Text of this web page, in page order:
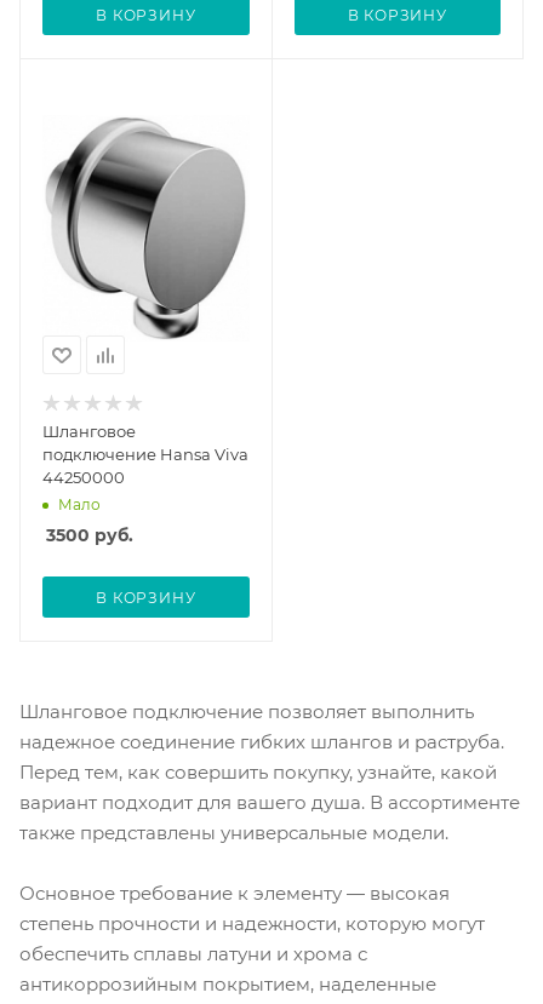
В КОРЗИНУ В КОРЗИНУ
Шланговое
подключение Hansa Viva
44250000
Мало
3500 руб.
В КОРЗИНУ
Шланговое подключение позволяет выполнить
надежное соединение гибких шлангов и раструба.
Перед тем, как совершить покупку, узнайте, какой
вариант подходит для вашего душа. В ассортименте
также представлены универсальные модели.
Основное требование к элементу — высокая
степень прочности и надежности, которую могут
обеспечить сплавы латуни и хрома с
антикоррозийным покрытием, наделенные